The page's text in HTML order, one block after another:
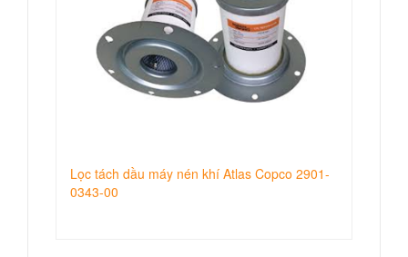
Lọc tách dầu máy nén khí Atlas Copco 2901-
0343-00